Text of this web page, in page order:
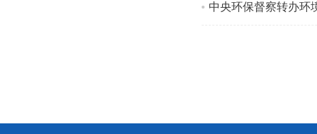
中央环保督察转办环